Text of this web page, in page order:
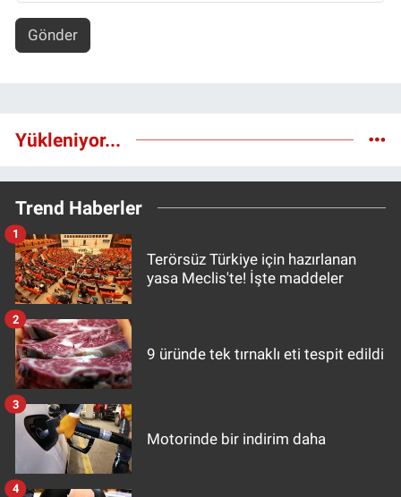
Gönder
Yükleniyor...
Trend Haberler
Terörsüz Türkiye için hazırlanan
yasa Meclis'te! İşte maddeler
1
9 üründe tek tırnaklı eti tespit edildi
2
Motorinde bir indirim daha
3
4